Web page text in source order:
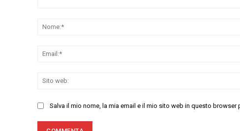
Salva il mio nome, la mia email e il mio sito web in questo